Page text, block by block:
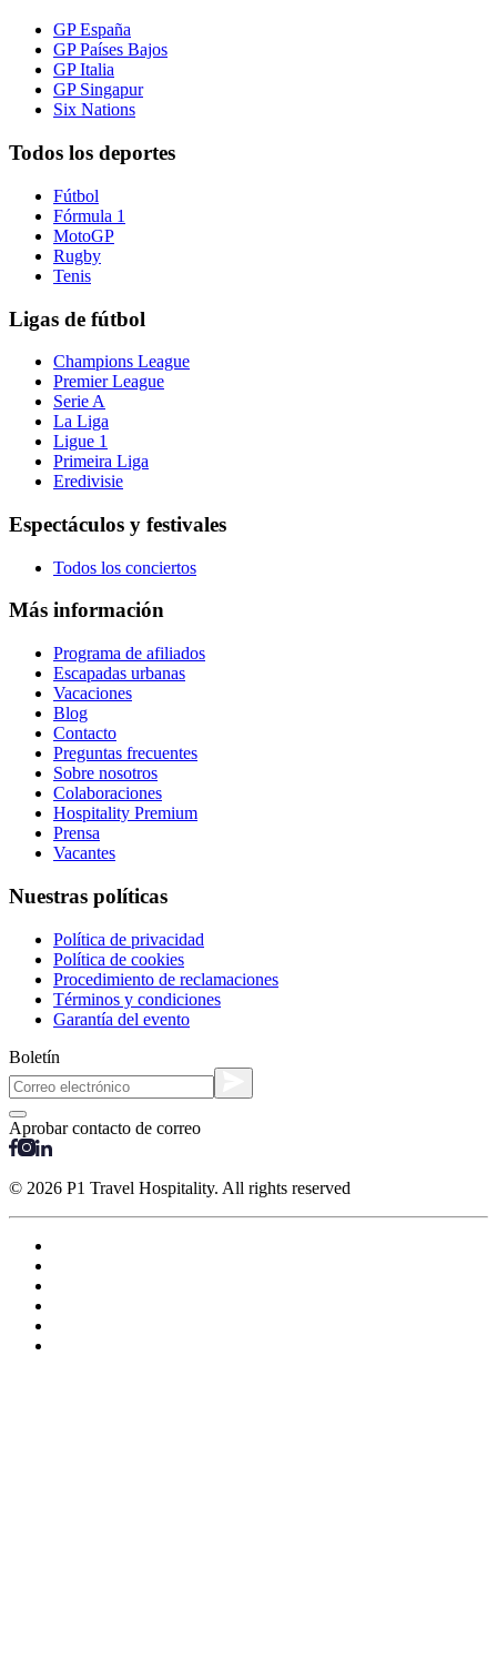
GP España
GP Países Bajos
GP Italia
GP Singapur
Six Nations
Todos los deportes
Fútbol
Fórmula 1
MotoGP
Rugby
Tenis
Ligas de fútbol
Champions League
Premier League
Serie A
La Liga
Ligue 1
Primeira Liga
Eredivisie
Espectáculos y festivales
Todos los conciertos
Más información
Programa de afiliados
Escapadas urbanas
Vacaciones
Blog
Contacto
Preguntas frecuentes
Sobre nosotros
Colaboraciones
Hospitality Premium
Prensa
Vacantes
Nuestras políticas
Política de privacidad
Política de cookies
Procedimiento de reclamaciones
Términos y condiciones
Garantía del evento
Boletín
Aprobar contacto de correo
© 2026 P1 Travel Hospitality. All rights reserved